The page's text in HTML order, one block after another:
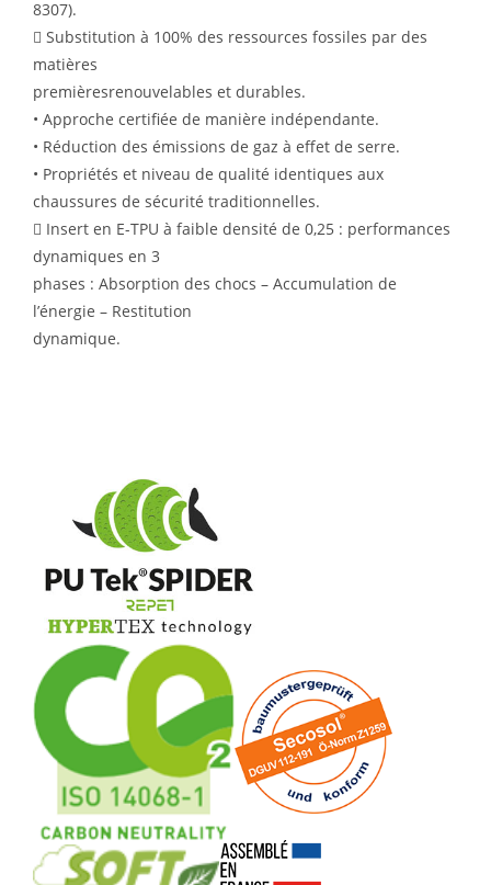
8307).
 Substitution à 100% des ressources fossiles par des
matières
premièresrenouvelables et durables.
• Approche certifiée de manière indépendante.
• Réduction des émissions de gaz à effet de serre.
• Propriétés et niveau de qualité identiques aux
chaussures de sécurité traditionnelles.
 Insert en E-TPU à faible densité de 0,25 : performances
dynamiques en 3
phases : Absorption des chocs – Accumulation de
l’énergie – Restitution
dynamique.